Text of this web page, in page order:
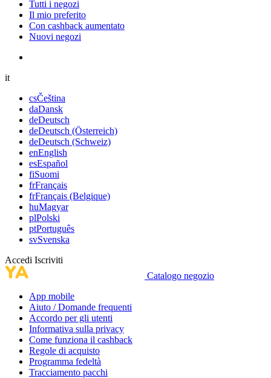
Tutti i negozi
Il mio preferito
Con cashback aumentato
Nuovi negozi
it
csČeština
daDansk
deDeutsch
deDeutsch (Österreich)
deDeutsch (Schweiz)
enEnglish
esEspañol
fiSuomi
frFrançais
frFrançais (Belgique)
huMagyar
plPolski
ptPortuguês
svSvenska
Accedi Iscriviti
Catalogo negozio
App mobile
Aiuto / Domande frequenti
Accordo per gli utenti
Informativa sulla privacy
Come funziona il cashback
Regole di acquisto
Programma fedeltà
Tracciamento pacchi